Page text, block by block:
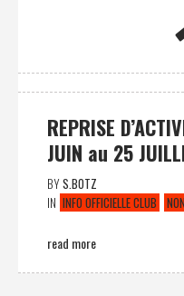
REPRISE
JUIN au 25
BYS.BOTZ
IN INFO OFFICIELLE CLUB
read more